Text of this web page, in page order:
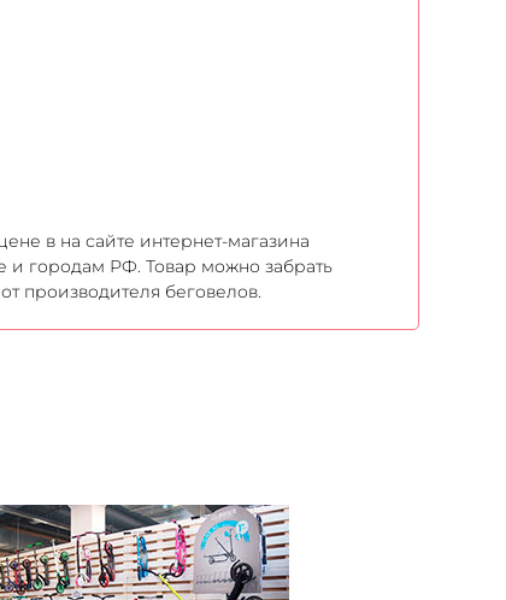
в на сайте интернет-магазина
и городам РФ. Товар можно забрать
производителя беговелов.